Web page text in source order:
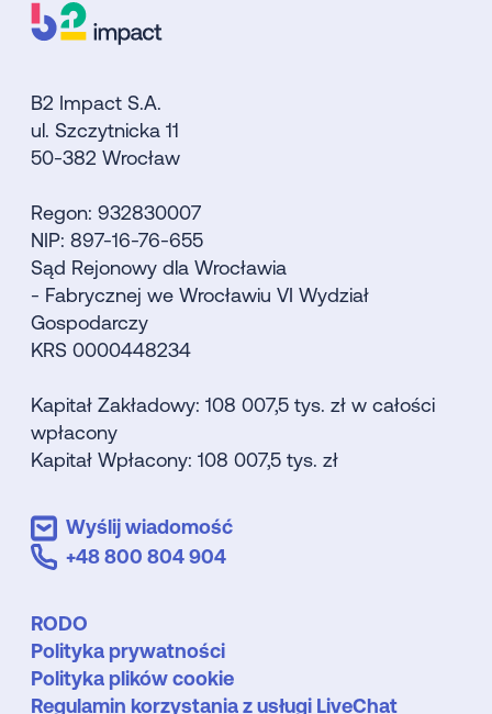
B2 Impact S.A.
ul. Szczytnicka 11
50-382 Wrocław
Regon: 932830007
NIP: 897-16-76-655
Sąd Rejonowy dla Wrocławia
- Fabrycznej we Wrocławiu VI Wydział
Gospodarczy
KRS 0000448234
Kapitał Zakładowy: 108 007,5 tys. zł w całości
wpłacony
Kapitał Wpłacony: 108 007,5 tys. zł
Wyślij wiadomość
+48 800 804 904
RODO
Polityka prywatności
Polityka plików cookie
Regulamin korzystania z usługi LiveChat